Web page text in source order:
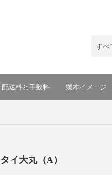
配送料と手数料 製本イメージ
タイ大丸（A）